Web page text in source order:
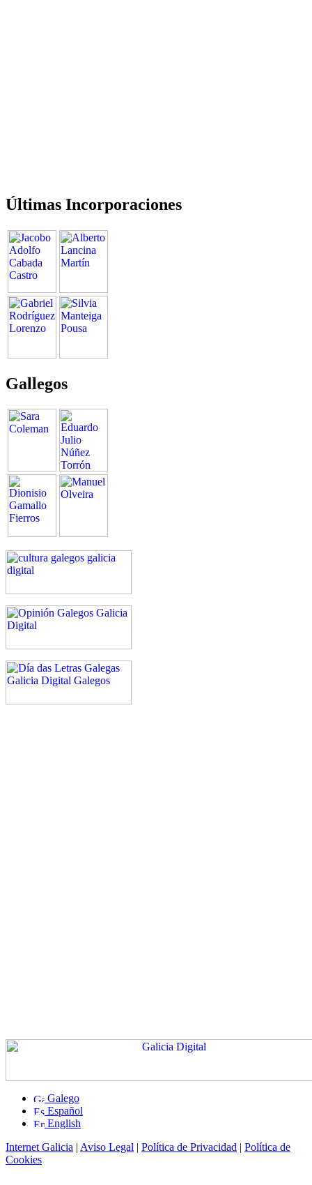
Últimas Incorporaciones
Gallegos
Galego
Español
English
Internet Galicia | Aviso Legal | Política de Privacidad | Política de
Cookies